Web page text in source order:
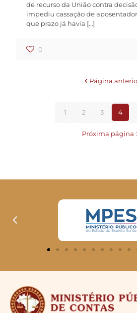
de recurso da União contra
impediu cassação de
que prazo já havia […]
0
Página
1 2 3 4
Próxima página